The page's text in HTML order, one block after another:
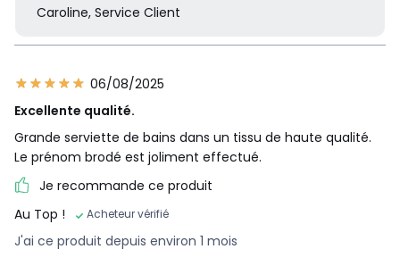
Caroline, Service Client
06/08/2025
Excellente qualité.
Grande serviette de bains dans un tissu de haute qualité.
Le prénom brodé est joliment effectué.
Je recommande ce produit
Au Top !
Acheteur vérifié
J'ai ce produit depuis environ 1 mois